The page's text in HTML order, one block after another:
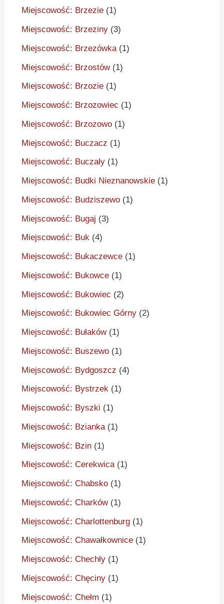
Miejscowość: Brzezie (1)
Miejscowość: Brzeziny (3)
Miejscowość: Brzezówka(1)
Miejscowość: Brzostów(1)
Miejscowość: Brzozie (1)
Miejscowość: Brzozowiec (1)
Miejscowość: Brzozowo (1)
Miejscowość: Buczacz (1)
Miejscowość: Buczały (1)
Miejscowość: Budki Nieznanowskie (1)
Miejscowość: Budziszewo (1)
Miejscowość: Bugaj (3)
Miejscowość: Buk (4)
Miejscowość: Bukaczewce (1)
Miejscowość: Bukowce (1)
Miejscowość: Bukowiec (2)
Miejscowość: Bukowiec Górny (2)
Miejscowość: Bułaków(1)
Miejscowość: Buszewo (1)
Miejscowość: Bydgoszcz (4)
Miejscowość: Bystrzek (1)
Miejscowość: Byszki (1)
Miejscowość: Bzianka(1)
Miejscowość: Bzin (1)
Miejscowość: Cerekwica(1)
Miejscowość: Chabsko (1)
Miejscowość: Charków(1)
Miejscowość: Charlottenburg (1)
Miejscowość: Chawałkownice (1)
Miejscowość: Chechły (1)
Miejscowość: Chęciny (1)
Miejscowość: Chełm (1)